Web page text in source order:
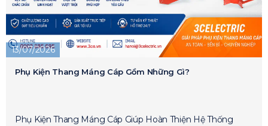
13/07/2026
Phụ Kiện Thang Máng Cáp Gồm Những Gì?
Phụ Kiện Thang Máng Cáp Giúp Hoàn Thiện Hệ Thống